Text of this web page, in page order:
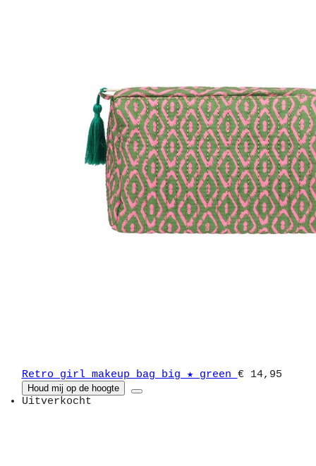
Retro girl makeup bag big ★ green € 14,95
Houd mij op de hoogte
Uitverkocht